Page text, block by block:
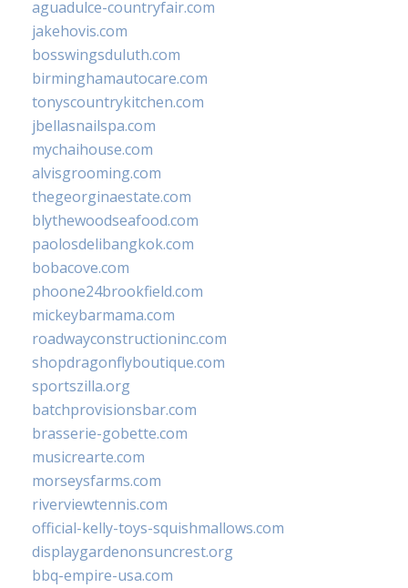
aguadulce-countryfair.com
jakehovis.com
bosswingsduluth.com
birminghamautocare.com
tonyscountrykitchen.com
jbellasnailspa.com
mychaihouse.com
alvisgrooming.com
thegeorginaestate.com
blythewoodseafood.com
paolosdelibangkok.com
bobacove.com
phoone24brookfield.com
mickeybarmama.com
roadwayconstructioninc.com
shopdragonflyboutique.com
sportszilla.org
batchprovisionsbar.com
brasserie-gobette.com
musicrearte.com
morseysfarms.com
riverviewtennis.com
official-kelly-toys-squishmallows.com
displaygardenonsuncrest.org
bbq-empire-usa.com